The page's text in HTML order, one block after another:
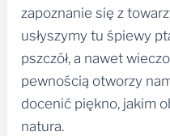
zapoznanie się z
usłyszymy tu śpiewy
pszczół, a nawet
pewnością otworzy
docenić piękno, jakim
natura.